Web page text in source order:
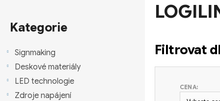
r
a
kategorie
Kategorie
Signmaking
Deskové materiály
LED technologie
Zdroje napájení
Filtrovat
CENA: